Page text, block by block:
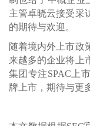
主管卓晓云接受采
的期待与欢迎。
随着境内外上市政
来越多的企业将上
集团专注SPAC上
牌上市，期待与更